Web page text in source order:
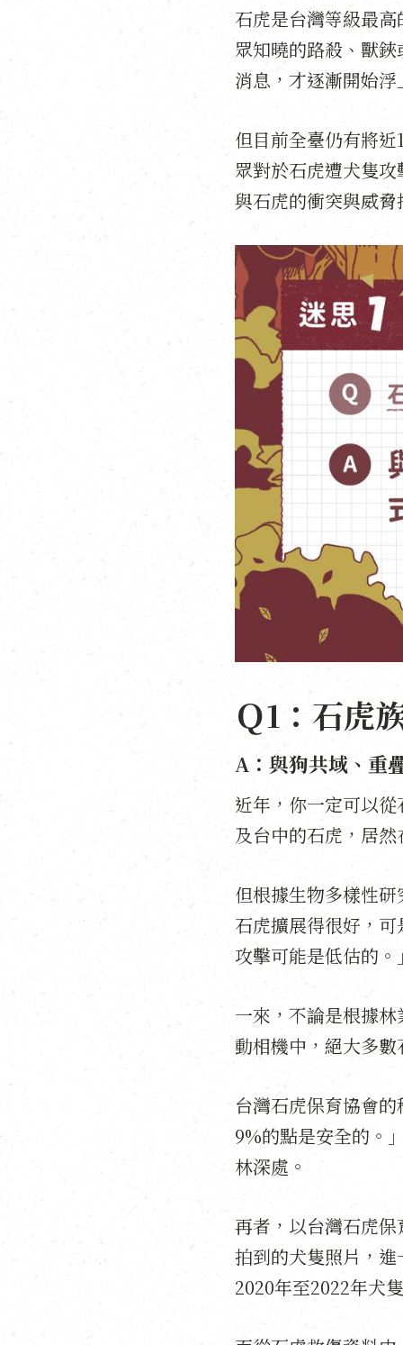
石虎是台灣等級最
眾知曉的路殺、獸
消息，才逐漸開始
但目前全臺仍有將
眾對於石虎遭犬隻
與石虎的衝突與威
Ｑ1：石虎
A：與狗共域、重
近年，你一定可以
及台中的石虎，居
但根據生物多樣性
石虎擴展得很好，
攻擊可能是低估的。
一來，不論是根據
動相機中，絕大多
台灣石虎保育協會
9%的點是安全的。
林深處。
再者，以台灣石虎
拍到的犬隻照片，
2020年至2022年犬